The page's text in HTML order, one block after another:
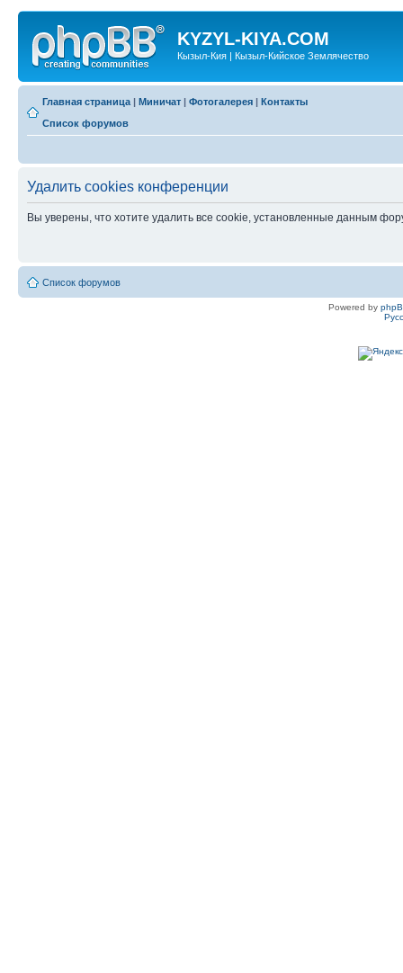
KYZYL-KIYA.COM
Кызыл-Кия | Кызыл-Кийское Землячество
Главная страница | Миничат | Фотогалерея | Контакты
Список форумов
Удалить cookies конференции
Вы уверены, что хотите удалить все cookie, установленные данным
Список форумов
Powered by